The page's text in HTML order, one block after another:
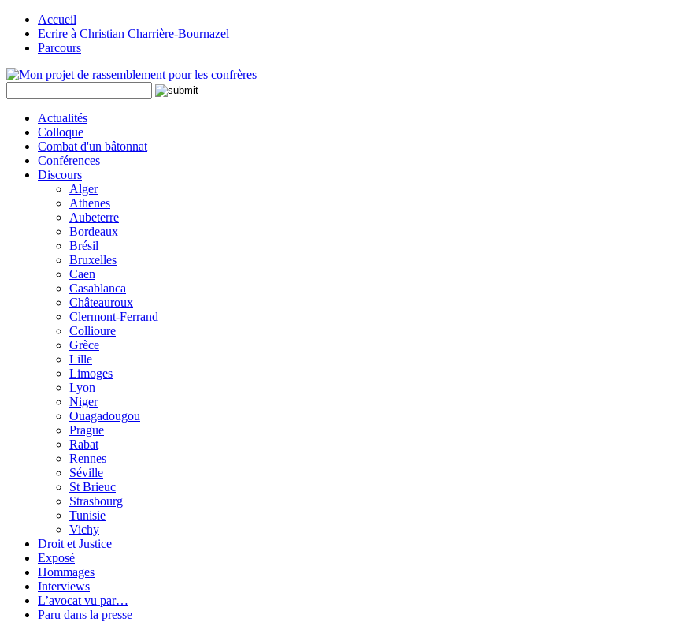
Accueil
Ecrire à Christian Charrière-Bournazel
Parcours
Actualités
Colloque
Combat d'un bâtonnat
Conférences
Discours
Alger
Athenes
Aubeterre
Bordeaux
Brésil
Bruxelles
Caen
Casablanca
Châteauroux
Clermont-Ferrand
Collioure
Grèce
Lille
Limoges
Lyon
Niger
Ouagadougou
Prague
Rabat
Rennes
Séville
St Brieuc
Strasbourg
Tunisie
Vichy
Droit et Justice
Exposé
Hommages
Interviews
L’avocat vu par…
Paru dans la presse